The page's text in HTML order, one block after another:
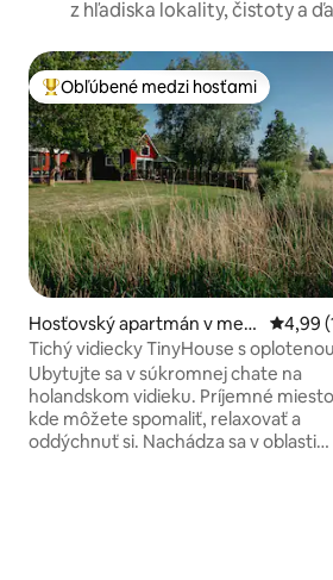
z hľadiska lokality, čistoty a
Najobľúbenejšie medzi hosťami
Obľúbené medzi hosťami
Hosťovský apartmán v mest
e Westmaas
4,99
Tichý vidiecky TinyHouse s oplotenou
súkromnou záhradou
Ubytujte sa v súkromnej chate na
holandskom vidieku. Príjemné
kde môžete spomaliť, relaxovať a
oddýchnuť si. Nachádza sa v oblasti